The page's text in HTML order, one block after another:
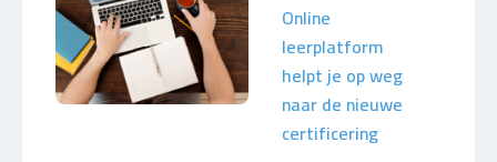
Online
leerplatform
helpt je op weg
naar de nieuwe
certificering